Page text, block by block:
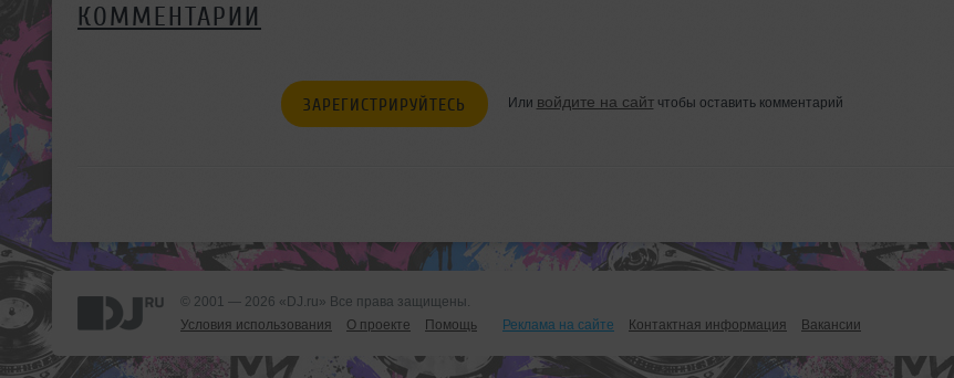
КОММЕНТАРИИ
ЗАРЕГИСТРИРУЙТЕСЬ Или войдите на сайтчтобы оставить комментарий
© 2001 — 2026 «DJ.ru» Все права защищены.
Условия использования
О проекте Помощь Реклама на сайте Контактная информация Вакансии